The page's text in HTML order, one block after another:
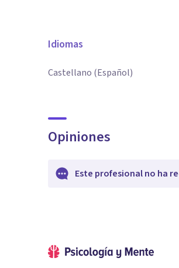
Idiomas
Castellano (Español)
Opiniones
Este profesional no ha